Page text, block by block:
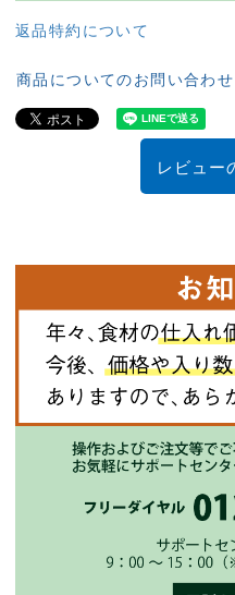
返品特約について
商品についてのお問い合わせ
レビュー